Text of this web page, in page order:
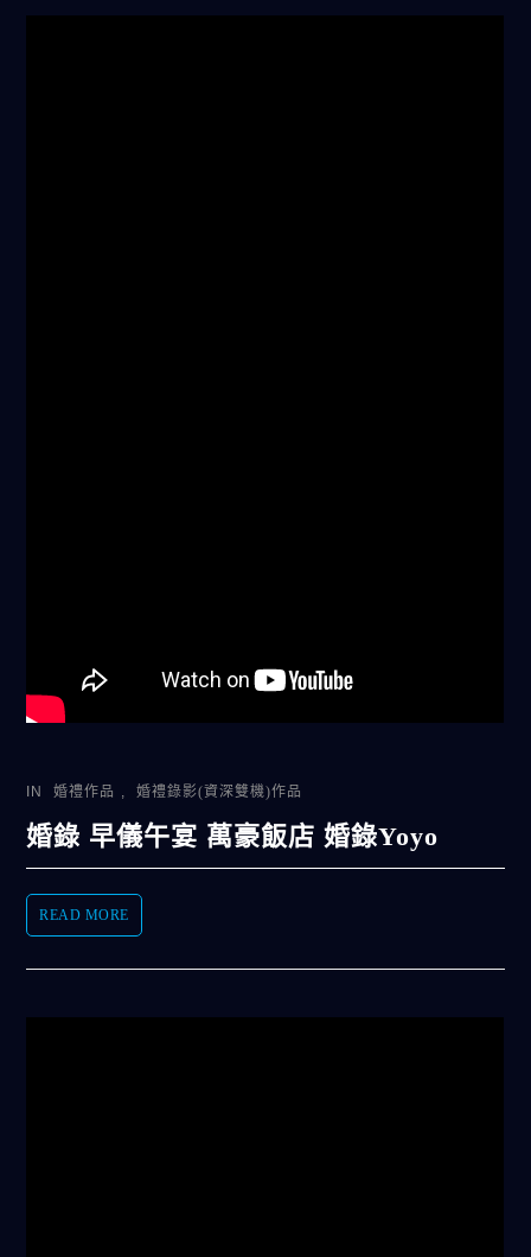
IN 婚禮作品 , 婚禮錄影(資深雙機)作品
婚錄 早儀午宴 萬豪飯店 婚錄Yoyo
READ MORE